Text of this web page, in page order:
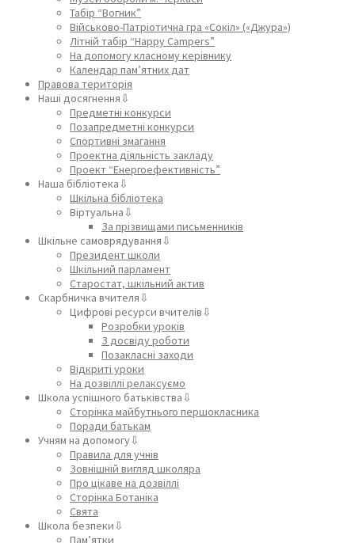
Табір “Вогник”
Військово-Патріотична гра «Сокіл» («Джура»)
Літній табір “Happy Campers”
На допомогу класному керівнику
Календар пам’ятних дат
Правова територія
Наші досягнення⇩
Предметні конкурси
Позапредметні конкурси
Спортивні змагання
Проектна діяльність закладу
Проект “Енергоефективність”
Наша бібліотека⇩
Шкільна бібліотека
Віртуальна⇩
За прізвищами письменників
Шкільне самоврядування⇩
Президент школи
Шкільний парламент
Старостат, шкільний актив
Скарбничка вчителя⇩
Цифрові ресурси вчителів⇩
Розробки уроків
З досвіду роботи
Позакласні заходи
Відкриті уроки
На дозвіллі релаксуємо
Школа успішного батьківства⇩
Сторінка майбутнього першокласника
Поради батькам
Учням на допомогу⇩
Правила для учнів
Зовнішній вигляд школяра
Про цікаве на дозвіллі
Сторінка Ботаніка
Свята
Школа безпеки⇩
Пам’ятки